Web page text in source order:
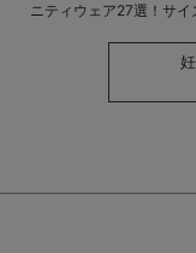
ニティウェア27選！サイ